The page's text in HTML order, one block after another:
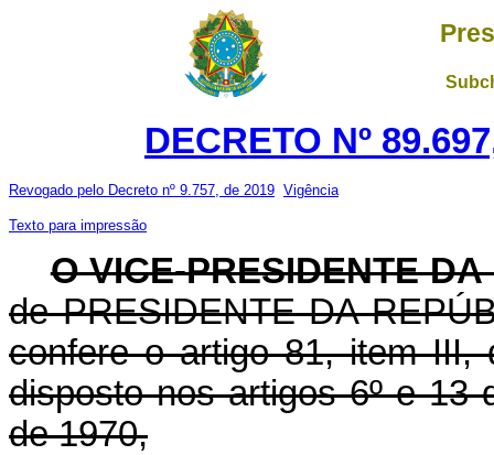
DECRETO Nº
Revogado pelo Decreto nº 9.757, de 2019 Vigência
Texto para impressão
O VICE-PRESIDENTE
de PRESIDENTE DA
confere o artigo 81, item III,
disposto nos artigos 6º e 13
de 1970,